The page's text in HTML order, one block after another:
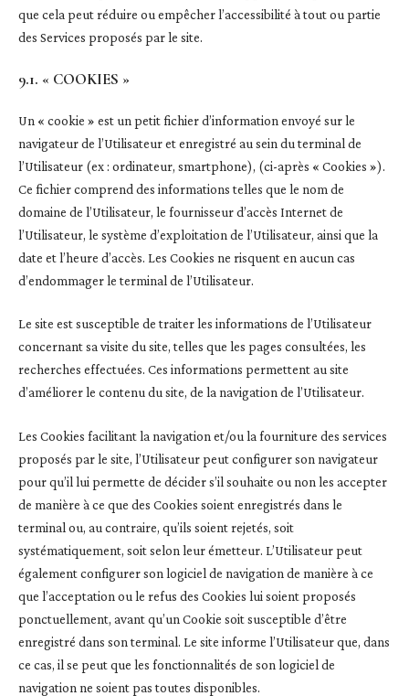
que cela peut réduire ou empêcher l’accessibilité à tout ou partie
des Services proposés par le site.
9.1. « COOKIES »
Un « cookie » est un petit fichier d’information envoyé sur le
navigateur de l’Utilisateur et enregistré au sein du terminal de
l’Utilisateur (ex : ordinateur, smartphone), (ci-après « Cookies »).
Ce fichier comprend des informations telles que le nom de
domaine de l’Utilisateur, le fournisseur d’accès Internet de
l’Utilisateur, le système d’exploitation de l’Utilisateur, ainsi que la
date et l’heure d’accès. Les Cookies ne risquent en aucun cas
d’endommager le terminal de l’Utilisateur.
Le site est susceptible de traiter les informations de l’Utilisateur
concernant sa visite du site, telles que les pages consultées, les
recherches effectuées. Ces informations permettent au site
d’améliorer le contenu du site, de la navigation de l’Utilisateur.
Les Cookies facilitant la navigation et/ou la fourniture des services
proposés par le site, l’Utilisateur peut configurer son navigateur
pour qu’il lui permette de décider s’il souhaite ou non les accepter
de manière à ce que des Cookies soient enregistrés dans le
terminal ou, au contraire, qu’ils soient rejetés, soit
systématiquement, soit selon leur émetteur. L’Utilisateur peut
également configurer son logiciel de navigation de manière à ce
que l’acceptation ou le refus des Cookies lui soient proposés
ponctuellement, avant qu’un Cookie soit susceptible d’être
enregistré dans son terminal. Le site informe l’Utilisateur que, dans
ce cas, il se peut que les fonctionnalités de son logiciel de
navigation ne soient pas toutes disponibles.